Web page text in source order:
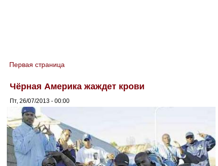
You are here
Первая страница
Чёрная Америка жаждет крови
Пт, 26/07/2013 - 00:00